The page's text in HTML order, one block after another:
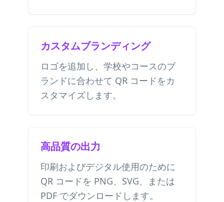
カスタムブランディング
ロゴを追加し、学校やコースのブ
ランドに合わせて QR コードをカ
スタマイズします。
高品質の出力
印刷およびデジタル使用のために
QR コードを PNG、SVG、または
PDF でダウンロードします。